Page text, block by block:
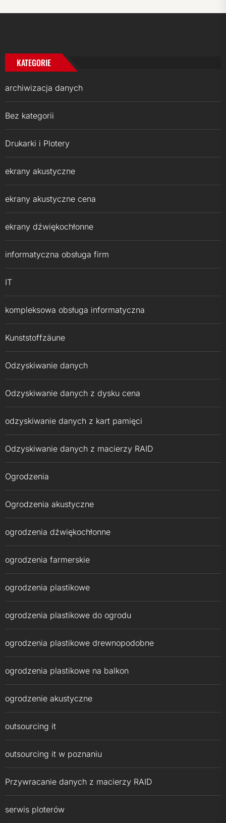
KATEGORIE
archiwizacja danych
Bez kategorii
Drukarki i Plotery
ekrany akustyczne
ekrany akustyczne cena
ekrany dźwiękochłonne
informatyczna obsługa firm
IT
kompleksowa obsługa informatyczna
Kunststoffzäune
Odzyskiwanie danych
Odzyskiwanie danych z dysku cena
odzyskiwanie danych z kart pamięci
Odzyskiwanie danych z macierzy RAID
Ogrodzenia
Ogrodzenia akustyczne
ogrodzenia dźwiękochłonne
ogrodzenia farmerskie
ogrodzenia plastikowe
ogrodzenia plastikowe do ogrodu
ogrodzenia plastikowe drewnopodobne
ogrodzenia plastikowe na balkon
ogrodzenie akustyczne
outsourcing it
outsourcing it w poznaniu
Przywracanie danych z macierzy RAID
serwis ploterów